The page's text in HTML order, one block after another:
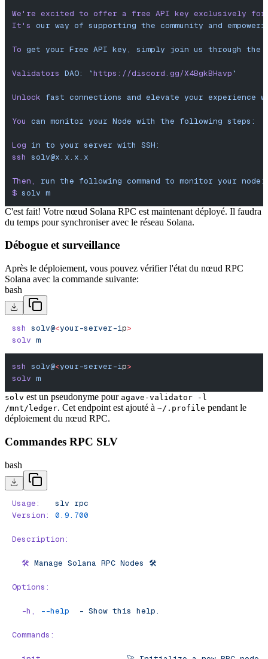
We're excited to offer a free API key exclusively for
It' s our way of supporting the community and
To get your Free API key, simply join us through the
Validators DAO: `https://discord.gg/X4BgkBHavp`
Unlock fast connections and elevate your experience
You can monitor your Node with the following steps:
Log in to your server with SSH:
ssh solv@x.x.x.x
Then, run the following command to monitor your node:
$ solv m
C'est fait! Votre nœud Solana RPC est maintenant déployé. Il faudra
du temps pour synchroniser avec le réseau Solana.
Débogue et surveillance
Après le déploiement, vous pouvez vérifier l'état du nœud RPC
Solana avec la commande suivante:
bash
ssh solv@<your-server-ip>
solv m
ssh solv@<your-server-ip>
solv m
solv est un pseudonyme pour agave-validator -l
/mnt/ledger. Cet endpoint est ajouté à ~/.profile pendant le
déploiement du nœud RPC.
Commandes RPC SLV
bash
Usage:
   slv
rpc
Version:
0.9.700
Description:
  🛠️
Manage Solana RPC Nodes 🛠️
Options:
  -h,
--help
  -
Show this help.
Commands: